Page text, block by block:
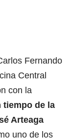
Fernando
Central
con la
tiempo de la
Arteaga
uno de los